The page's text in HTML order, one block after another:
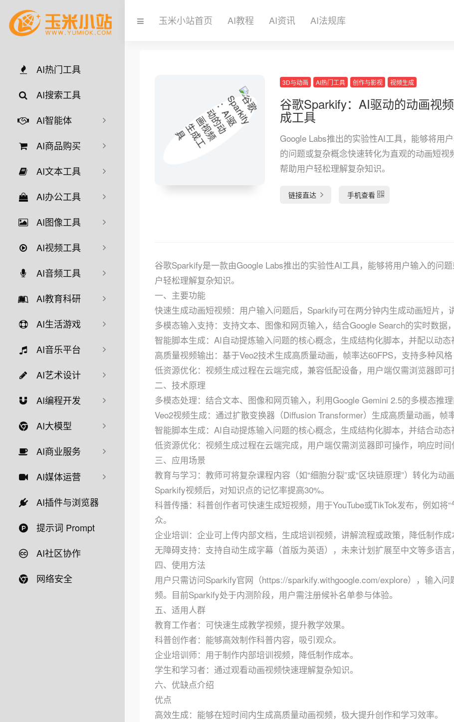
AI热门工具
AI搜索工具
AI智能体
AI商品购买
AI文本工具
AI办公工具
AI图像工具
AI视频工具
AI音频工具
AI教育科研
AI生活游戏
AI音乐平台
AI艺术设计
AI编程开发
AI大模型
AI商业服务
AI媒体运营
AI插件与浏览器
提示词 Prompt
AI社区协作
网络安全
玉米小站首页 AI教程 AI资讯 AI法规库
3D与动画 AI热门工具 创作与影视 视频生成
谷歌Sparkify：AI驱动的动画视
成工具
Google Labs推出的实验性AI工具，能够将用
的问题或复杂概念快速转化为直观的动画短视
帮助用户轻松理解复杂知识。
链接直达 手机查看
谷歌Sparkify是一款由Google Labs推出的实验性AI工具，能够将用户输入的问
户轻松理解复杂知识。
一、主要功能
快速生成动画短视频：用户输入问题后，Sparkify可在两分钟内生成动画短片，
多模态输入支持：支持文本、图像和网页输入，结合Google Search的实时数据
智能脚本生成：AI自动提炼输入问题的核心概念，生成结构化脚本，并配以动态
高质量视频输出：基于Veo2技术生成高质量动画，帧率达60FPS，支持多种风
低资源优化：视频生成过程在云端完成，兼容低配设备，用户端仅需浏览器即可
二、技术原理
多模态处理：结合文本、图像和网页输入，利用Google Gemini 2.5的多模态推
Veo2视频生成：通过扩散变换器（Diffusion Transformer）生成高质量动画，帧
智能脚本生成：AI自动提炼输入问题的核心概念，生成结构化脚本，并结合动态
低资源优化：视频生成过程在云端完成，用户端仅需浏览器即可操作，响应时间
三、应用场景
教育与学习：教师可将复杂课程内容（如“细胞分裂”或“区块链原理”）转化为
Sparkify视频后，对知识点的记忆率提高30%。
科普传播：科普创作者可快速生成短视频，用于YouTube或TikTok发布，例如将
众。
企业培训：企业可上传内部文档，生成培训视频，讲解流程或政策，降低制作成
无障碍支持：支持自动生成字幕（首版为英语），未来计划扩展至中文等多语言
四、使用方法
用户只需访问Sparkify官网（https://sparkify.withgoogle.com/explore），输入
频。目前Sparkify处于内测阶段，用户需注册候补名单参与体验。
五、适用人群
教育工作者：可快速生成教学视频，提升教学效果。
科普创作者：能够高效制作科普内容，吸引观众。
企业培训师：用于制作内部培训视频，降低制作成本。
学生和学习者：通过观看动画视频快速理解复杂知识。
六、优缺点介绍
优点
高效生成：能够在短时间内生成高质量动画视频，极大提升创作和学习效率。